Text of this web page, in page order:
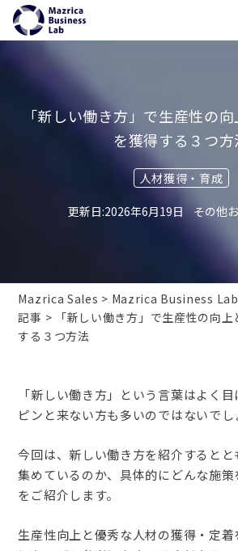
「新しい働き方」で生産性の
を獲得する３つ方
人材獲得・育成
2026年6月19日 その他
Mazrica Sales Mazrica Business
記事
「新しい働き方」で生産性の向
する３つ方法
「新しい働き方」という言葉はよく目
ピンと来ない方も多いのではないでし
今回は、新しい働き方を紹介するとと
集めているのか、具体的にどんな施
をご紹介します。
生産性向上と優秀な人材の獲得・定着